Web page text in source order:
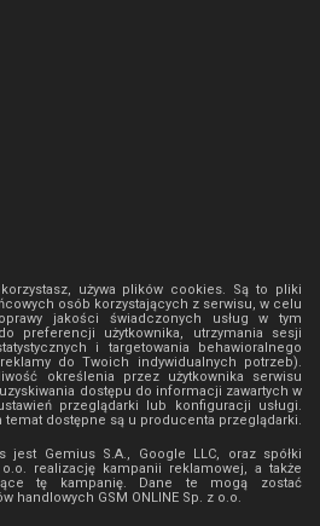
używa plików cookies. Są to pliki
osób korzystających z serwisu, w celu
jakości świadczonych usług w tym
preferencji użytkownika, utrzymania sesji
i targetowania behawioralnego
do Twoich indywidualnych potrzeb).
określenia przez użytkownika serwisu
dostępu do informacji zawartych w
przeglądarki lub konfiguracji usługi.
dostępne są u producenta przeglądarki.
Gemius S.A., Google LLC, oraz spółki
realizację kampanii reklamowej, a także
tę kampanię. Dane te mogą zostać
handlowych GSM ONLINE Sp. z o.o.